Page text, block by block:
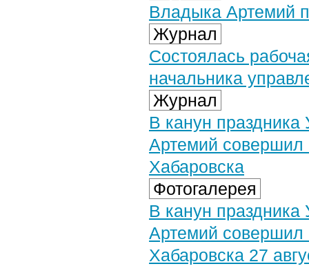
Владыка Артемий
Журнал
Состоялась
начальника
Журнал
В канун
Артемий
Хабаровска
Фотогалерея
В канун
Артемий
Хабаровска 27